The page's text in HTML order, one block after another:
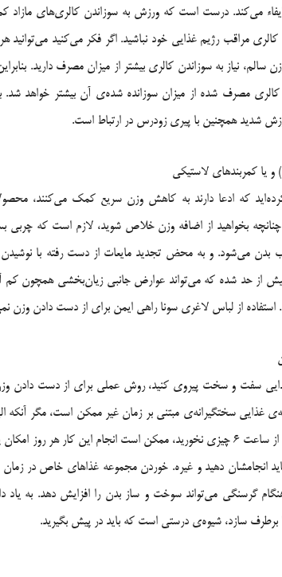
می‌کند. درست است که ورزش به سوزاندن کالری‌های مازاد
مراقب رژیم غذایی خود نباشید. اگر فکر می‌کنید می‌توانید
سالم، نیاز به سوزاندن کالری بیشتر از میزان مصرف دارید.
مصرف شده از میزان سوزانده شده‌ی آن بیشتر خواهد شد.
شدید همچنین با پیری زودرس در ارتباط است.
و یا کمربندهای لاستیکی
که ادعا دارند به کاهش وزن سریع کمک می‌کنند،
بخواهید از اضافه وزن خلاص شوید، لازم است که چربی
می‌شود. و به محض تجدید مایعات از دست رفته با نوشیدن
از حد شده که می‌تواند عوارض جانبی زیان‌بخشی همچون کم
استفاده از لباس لاغری سونا راهی ایمن برای از دست دادن وزن
سفت و سخت پیروی کنید، روش عملی برای از دست دادن
غذایی سختگیرانه‌ی مبتنی بر زمان غیر ممکن است، مگر آنکه
برنامه رژیم غذایی شما می‌گوید که پس از ساعت 6 چیزی نخورید، ممکن است انجام
باید انجامشان دهید و غیره. خوردن مجموعه غذاهای خاص در
گرسنگی می‌تواند سوخت و ساز بدن را افزایش دهد. به یاد
برطرف سازد، شیوه‌ی درستی است که باید در پیش بگیرید.